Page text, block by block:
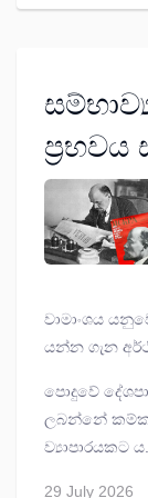
ප්‍රභවය
වාමාංශය
යන්න ගැන
පොදුවේ
ලබන්නේ
ව්‍යාපාරයකට
29 July 2026